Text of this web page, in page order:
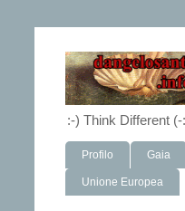
:-) Think Different (-:
Profilo Gaia
Unione Europea